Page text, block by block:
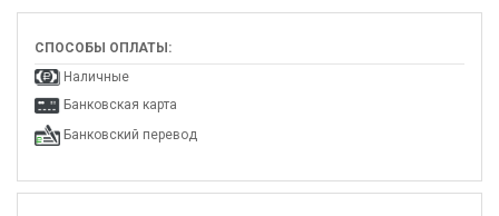
СПОСОБЫ ОПЛАТЫ:
Наличные
Банковская карта
Банковский перевод